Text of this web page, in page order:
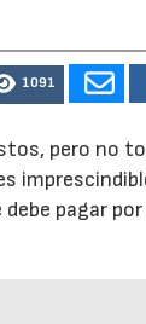
1091
pero no
pagar por